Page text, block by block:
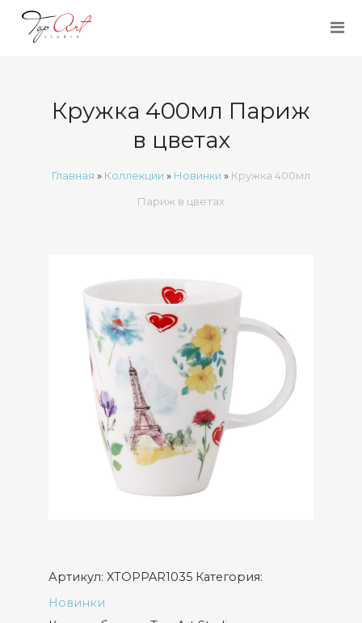
Кружка 400мл Париж
в цветах
Главная » Коллекции » Новинки » Кружка 400мл
Париж в цветах
Артикул: XTOPPAR1035 Категория:
Новинки